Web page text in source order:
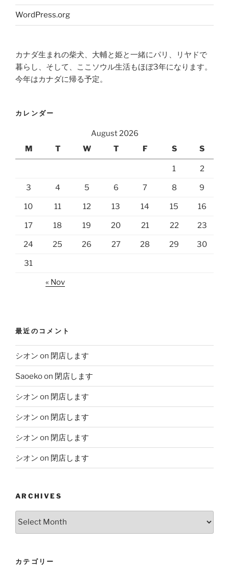
WordPress.org
カナダ生まれの柴犬、大輔と姫と一緒にパリ、リヤドで
暮らし、そして、ここソウル生活もほぼ3年になります。
今年はカナダに帰る予定。
カレンダー
August 2026
M
T W T F S S
1 2
3 4 5 6 7 8 9
10 11 12 13 14 15 16
17 18 19 20 21 22 23
24 25 26 27 28 29 30
31
« Nov
最近のコメント
シオン on 閉店します
Saoekoon 閉店します
シオン on 閉店します
シオン on 閉店します
シオン on 閉店します
シオン on 閉店します
ARCHIVES
Archives
カテゴリー